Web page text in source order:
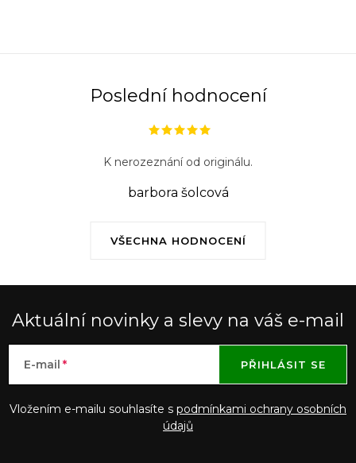
Poslední hodnocení
VŠECHNA HODNOCENÍ
K nerozeznání od originálu.
barbora šolcová
Aktuální novinky a slevy na váš e-mail
E-mail
Vložením e-mailu souhlasíte s podmínkami ochrany osobních
údajů
PŘIHLÁSIT SE